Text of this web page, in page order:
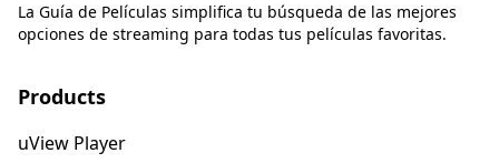
La Guía de Películas simplifica tu búsqueda de las mejores
opciones de streaming para todas tus películas favoritas.
Products
uView Player